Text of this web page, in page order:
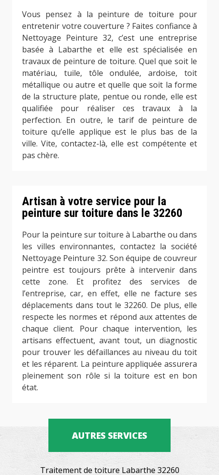
Vous pensez à la peinture de toiture pour
entretenir votre couverture ? Faites confiance à
Nettoyage Peinture 32, c’est une entreprise
basée à Labarthe et elle est spécialisée en
travaux de peinture de toiture. Quel que soit le
matériau, tuile, tôle ondulée, ardoise, toit
métallique ou autre et quelle que soit la forme
de la structure plate, pentue ou ronde, elle est
qualifiée pour réaliser ces travaux à la
perfection. En outre, le tarif de peinture de
toiture qu’elle applique est le plus bas de la
ville. Vite, contactez-là, elle est compétente et
pas chère.
Artisan à votre service pour la
peinture sur toiture dans le 32260
Pour la peinture sur toiture à Labarthe ou dans
les villes environnantes, contactez la société
Nettoyage Peinture 32. Son équipe de couvreur
peintre est toujours prête à intervenir dans
cette zone. Et profitez des services de
l’entreprise, car, en effet, elle ne facture ses
déplacements dans tout le 32260. De plus, elle
respecte les normes et répond aux attentes de
chaque client. Pour chaque intervention, les
artisans effectuent, avant tout, un diagnostic
pour trouver les défaillances au niveau du toit
et les réparent. La peinture appliquée assurera
pleinement son rôle si la toiture est en bon
état.
AUTRES SERVICES
Traitement de toiture Labarthe 32260